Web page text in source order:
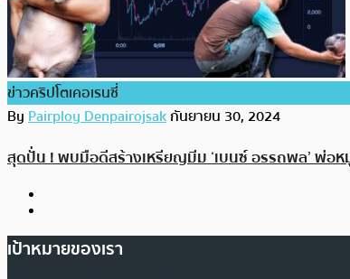
ข่าวคริปโตเคอเรนซี่
ByPairploy Denpairojsakกันยายน 30, 2024
สุดปั่น ! พบมือดีสร้างเหรียญมีม ‘เบนซ์ อรรถพล’ พ่อห
เป้าหมายของเรา